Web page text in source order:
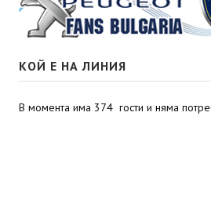
КОЙ Е НА ЛИНИЯ
В момента има 374 гости и няма